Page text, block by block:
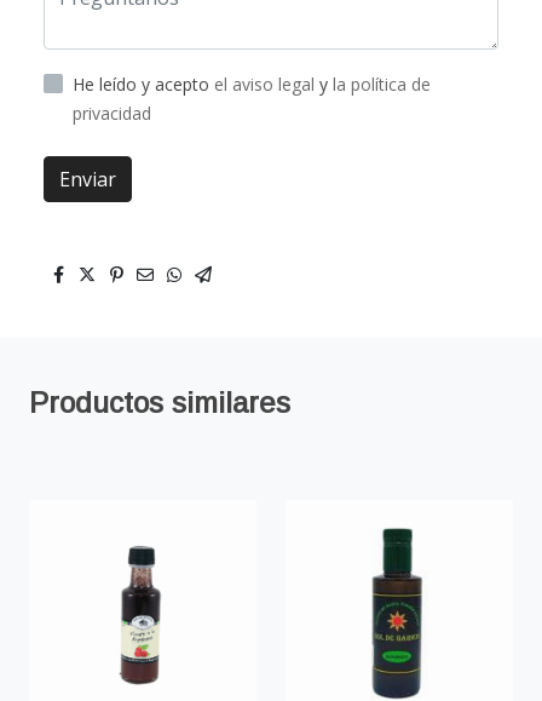
He leído y acepto el aviso legal y la política de
privacidad
Enviar
Productos similares